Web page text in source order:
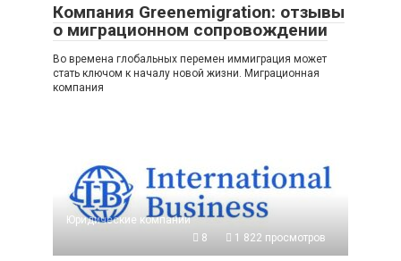
Компания Greenemigration: отзывы
о миграционном сопровождении
Во времена глобальных перемен иммиграция может
стать ключом к началу новой жизни. Миграционная
компания
Юридические компании
8
1 822 просмотров